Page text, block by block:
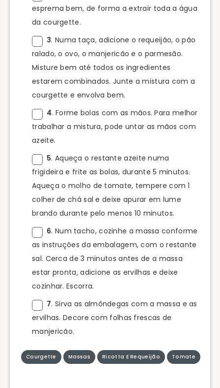
esprema bem, de forma a extrair toda a água
da courgette.
3. Numa taça, adicione o requeijão, o pão
ralado, o ovo, o manjericão e o parmesão.
Misture bem até todos os ingredientes
estarem combinados. Junte a mistura com a
courgette e envolva bem.
4. Forme bolas com as mãos. Para melhor
trabalhar a mistura, pode untar as mãos com
azeite.
5. Aqueça o restante azeite numa
frigideira e frite as bolas, durante 5 minutos.
Aqueça o molho de tomate, tempere com 1
colher de chá sal e deixe apurar em lume
brando durante pelo menos 10 minutos.
6. Num tacho, cozinhe a massa conforme
as instruções da embalagem, com o restante
sal. Cerca de 3 minutos antes de a massa
estar pronta, adicione as ervilhas e deixe
cozinhar. Escorra.
7. Sirva as almôndegas com a massa e as
ervilhas. Decore com folhas frescas de
manjericão.
Courgette Massas Ricotta E Requeijão Tomate